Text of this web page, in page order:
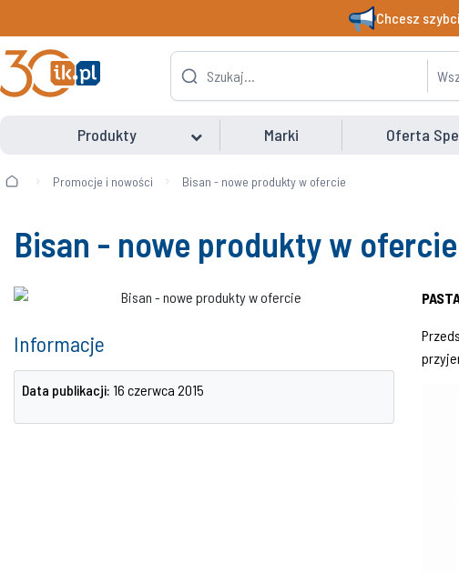
Chcesz
Produkty Marki Oferta
Promocje i nowości Bisan - nowe produkty w ofercie
Bisan - nowe produkty w ofercie
Informacje
Data publikacji: 16 czerwca 2015